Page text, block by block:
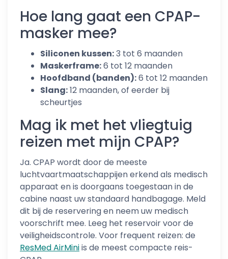
Hoe lang gaat een CPAP-
masker mee?
Siliconen kussen:3 tot 6 maanden
Maskerframe:6 tot 12 maanden
Hoofdband (banden):6 tot 12 maanden
Slang:12 maanden, of eerder bij
scheurtjes
Mag ik met het vliegtuig
reizen met mijn CPAP?
Ja. CPAP wordt door de meeste
luchtvaartmaatschappijen erkend als medisch
apparaat en is doorgaans toegestaan in de
cabine naast uw standaard handbagage. Meld
dit bij de reservering en neem uw medisch
voorschrift mee. Leeg het reservoir voor de
veiligheidscontrole. Voor frequent reizen: de
ResMed AirMiniis de meest compacte reis-